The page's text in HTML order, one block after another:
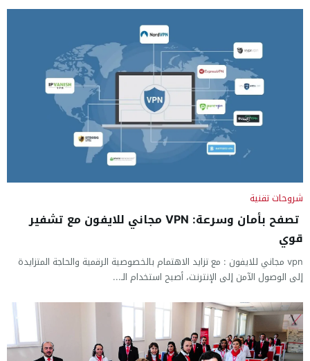
شروحات تقنية
تصفح بأمان وسرعة: VPN مجاني للايفون مع تشفير
قوي
vpn مجاني للايفون : مع تزايد الاهتمام بالخصوصية الرقمية والحاجة المتزايدة
إلى الوصول الآمن إلى الإنترنت، أصبح استخدام الـ...